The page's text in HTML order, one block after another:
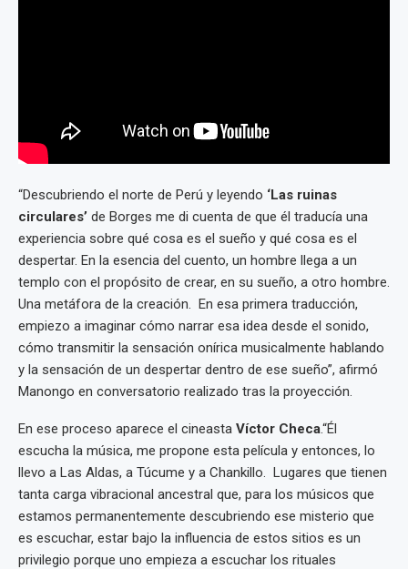
“Descubriendo el norte de Perú y leyendo ‘Las ruinas
circulares’ de Borges me di cuenta de que él traducía una
experiencia sobre qué cosa es el sueño y qué cosa es el
despertar. En la esencia del cuento, un hombre llega a un
templo con el propósito de crear, en su sueño, a otro hombre.
Una metáfora de la creación. En esa primera traducción,
empiezo a imaginar cómo narrar esa idea desde el sonido,
cómo transmitir la sensación onírica musicalmente hablando
y la sensación de un despertar dentro de ese sueño”, afirmó
Manongo en conversatorio realizado tras la proyección.
En ese proceso aparece el cineasta Víctor Checa.“Él
escucha la música, me propone esta película y entonces, lo
llevo a Las Aldas, a Túcume y a Chankillo. Lugares que tienen
tanta carga vibracional ancestral que, para los músicos que
estamos permanentemente descubriendo ese misterio que
es escuchar, estar bajo la influencia de estos sitios es un
privilegio porque uno empieza a escuchar los rituales